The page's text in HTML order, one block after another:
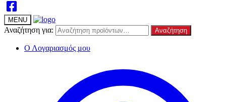
MENU
Αναζήτηση για: Αναζήτηση
Ο Λογαριασμός μου